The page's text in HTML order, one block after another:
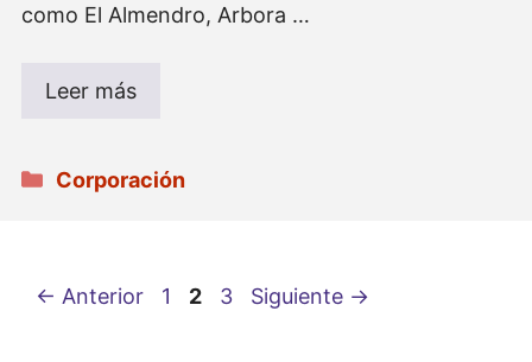
como El Almendro, Arbora …
Leer más
Categorías
Corporación
← Anterior Página
1 Página
2 Página
3 Siguiente →